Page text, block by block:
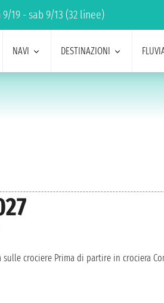
19 - sab 9/13 (32 linee)
NAVI DESTINAZIONI
sulle crociere Prima di partire in crociera